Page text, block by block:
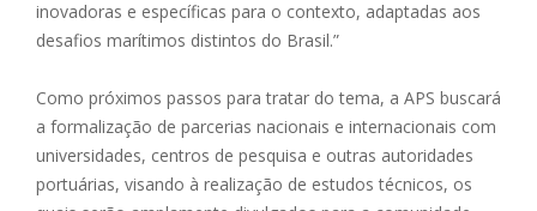
inovadoras e específicas para o contexto, adaptadas aos
desafios marítimos distintos do Brasil.”
Como próximos passos para tratar do tema, a APS buscará
a formalização de parcerias nacionais e internacionais com
universidades, centros de pesquisa e outras autoridades
portuárias, visando à realização de estudos técnicos, os